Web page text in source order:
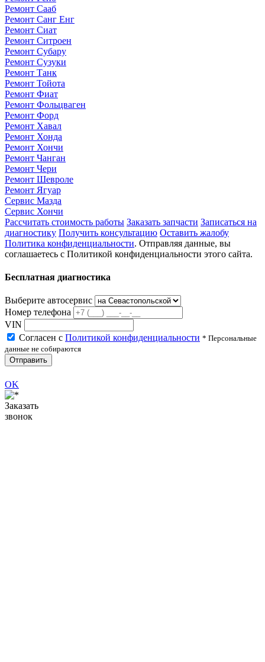
Ремонт Сааб
Ремонт Санг Енг
Ремонт Сиат
Ремонт Ситроен
Ремонт Субару
Ремонт Сузуки
Ремонт Танк
Ремонт Тойота
Ремонт Фиат
Ремонт Фольцваген
Ремонт Форд
Ремонт Хавал
Ремонт Хонда
Ремонт Хончи
Ремонт Чанган
Ремонт Чери
Ремонт Шевроле
Ремонт Ягуар
Сервис Мазда
Сервис Хончи
Рассчитать стоимость работы Заказать запчасти Записаться на
диагностику Получить консультацию Оставить жалобу
Политика конфиденциальности. Отправляя данные, вы
соглашаетесь с Политикой конфиденциальности этого сайта.
Бесплатная диагностика
Выберите автосервис
Номер телефона
VIN
Согласен с Политикой конфиденциальности * Персональные
данные не собираются
Отправить
OK
Заказать
звонок